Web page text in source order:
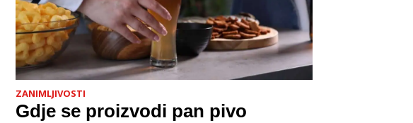
ZANIMLJIVOSTI
Gdje se proizvodi pan pivo